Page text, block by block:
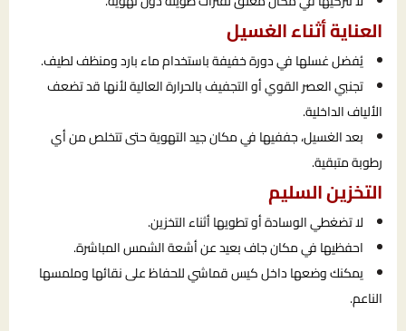
العناية أثناء الغسيل
يُفضل غسلها في دورة خفيفة باستخدام ماء بارد ومنظف لطيف.
تجنبي العصر القوي أو التجفيف بالحرارة العالية لأنها قد تضعف
الألياف الداخلية.
بعد الغسيل، جففيها في مكان جيد التهوية حتى تتخلص من أي
رطوبة متبقية.
التخزين السليم
لا تضغطي الوسادة أو تطويها أثناء التخزين.
احفظيها في مكان جاف بعيد عن أشعة الشمس المباشرة.
يمكنك وضعها داخل كيس قماشي للحفاظ على نقائها وملمسها
الناعم.